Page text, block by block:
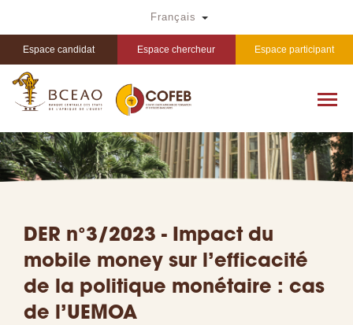
principal
Français Toggle Dropdown
Espace candidat Espace chercheur Espace participant
DER n°3/2023 - Impact du
mobile money sur l’efficacité
de la politique monétaire : cas
de l’UEMOA